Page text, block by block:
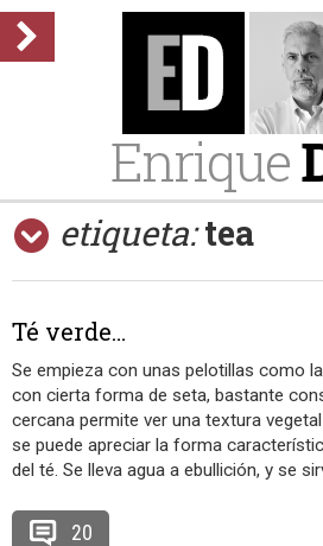
Enrique
etiqueta: tea
Té verde…
Se empieza con unas pelotillas como
con cierta forma de seta, bastante
cercana permite ver una textura
se puede apreciar la forma
del té. Se lleva agua a ebullición, y se
20